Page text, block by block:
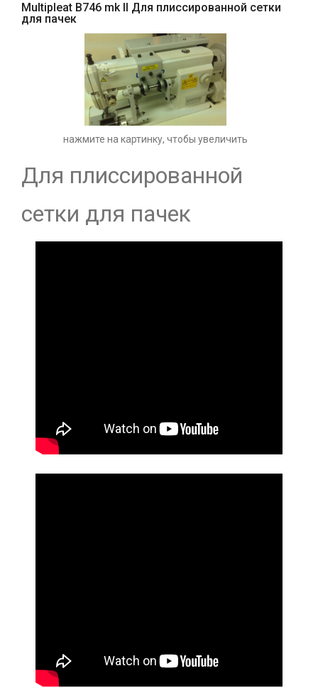
Multipleat B746 mk II Для плиссированной сетки
для пачек
нажмите на картинку, чтобы увеличить
Для плиссированной
сетки для пачек